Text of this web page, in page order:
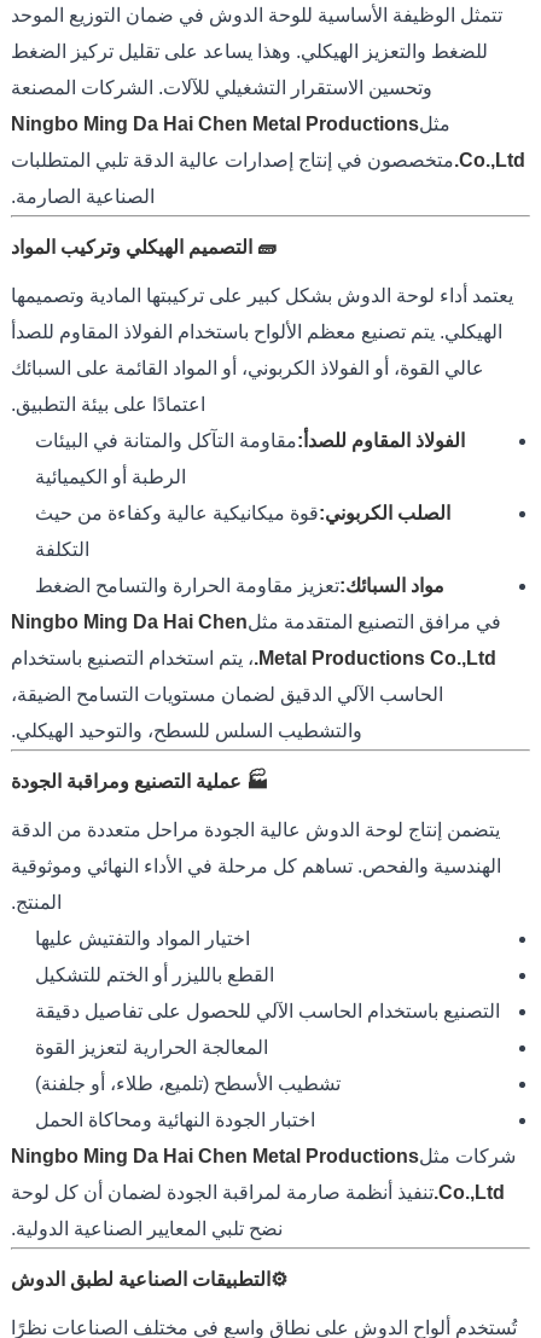
تتمثل الوظيفة الأساسية للوحة الدوش في ضمان التوزيع الموحد
للضغط والتعزيز الهيكلي. وهذا يساعد على تقليل تركيز الضغط
وتحسين الاستقرار التشغيلي للآلات. الشركات المصنعة
مثلNingbo Ming Da Hai Chen Metal Productions
Co.,Ltd. متخصصون في إنتاج إصدارات عالية الدقة تلبي المتطلبات
الصناعية الصارمة.
🧱 التصميم الهيكلي وتركيب المواد
يعتمد أداء لوحة الدوش بشكل كبير على تركيبتها المادية وتصميمها
الهيكلي. يتم تصنيع معظم الألواح باستخدام الفولاذ المقاوم للصدأ
عالي القوة، أو الفولاذ الكربوني، أو المواد القائمة على السبائك
اعتمادًا على بيئة التطبيق.
الفولاذ المقاوم للصدأ:مقاومة التآكل والمتانة في البيئات
الرطبة أو الكيميائية
الصلب الكربوني:قوة ميكانيكية عالية وكفاءة من حيث
التكلفة
مواد السبائك:تعزيز مقاومة الحرارة والتسامح الضغط
في مرافق التصنيع المتقدمة مثلNingbo Ming Da Hai Chen
Metal Productions Co.,Ltd. ، يتم استخدام التصنيع باستخدام
الحاسب الآلي الدقيق لضمان مستويات التسامح الضيقة،
والتشطيب السلس للسطح، والتوحيد الهيكلي.
🏭 عملية التصنيع ومراقبة الجودة
يتضمن إنتاج لوحة الدوش عالية الجودة مراحل متعددة من الدقة
الهندسية والفحص. تساهم كل مرحلة في الأداء النهائي وموثوقية
المنتج.
اختيار المواد والتفتيش عليها
القطع بالليزر أو الختم للتشكيل
التصنيع باستخدام الحاسب الآلي للحصول على تفاصيل دقيقة
المعالجة الحرارية لتعزيز القوة
تشطيب الأسطح (تلميع، طلاء، أو جلفنة)
اختبار الجودة النهائية ومحاكاة الحمل
شركات مثلNingbo Ming Da Hai Chen Metal Productions
Co.,Ltd. تنفيذ أنظمة صارمة لمراقبة الجودة لضمان أن كل لوحة
نضح تلبي المعايير الصناعية الدولية.
⚙️التطبيقات الصناعية لطبق الدوش
تُستخدم ألواح الدوش على نطاق واسع في مختلف الصناعات نظرًا